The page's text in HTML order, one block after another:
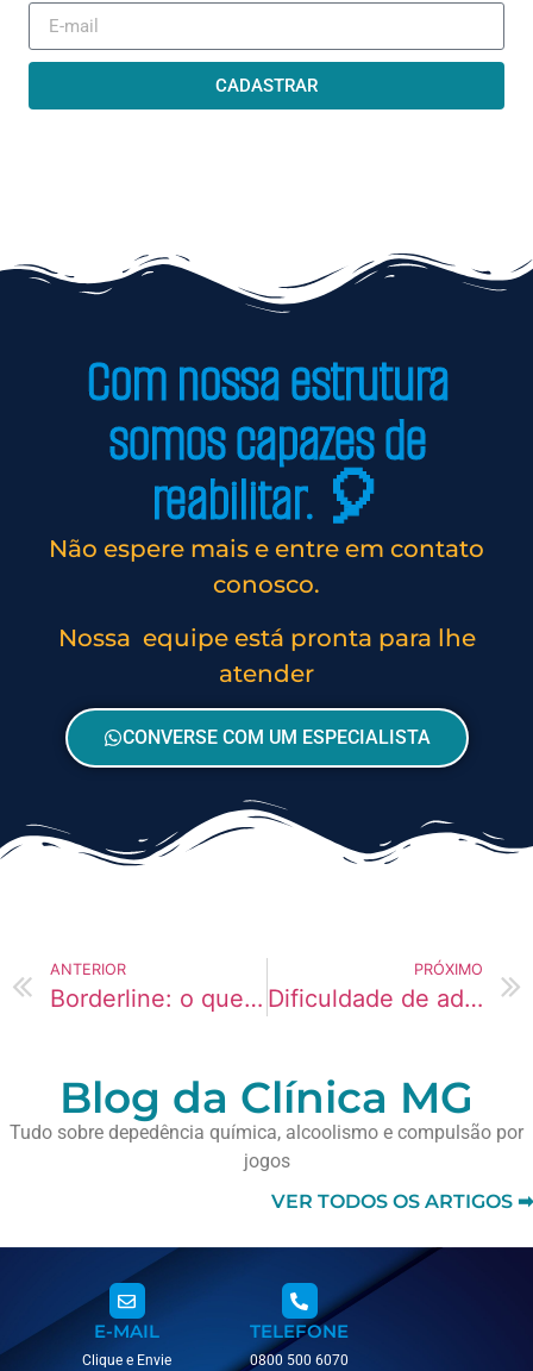
CADASTRAR
Com nossa estrutura
somos capazes de
reabilitar. 🎈
Não espere mais e entre em contato
conosco.
Nossa equipe está pronta para lhe
atender
CONVERSE COM UM ESPECIALISTA
ANTERIOR
Borderline: o que é o transtorno e como se manifesta
PRÓXIMO
Dificuldade de adesão ao tratamento em perfis narcisistas
Blog da Clínica MG
Tudo sobre depedência química, alcoolismo e compulsão por
jogos
VER TODOS OS ARTIGOS ➡
E-MAIL
Clique e Envie
TELEFONE
0800 500 6070